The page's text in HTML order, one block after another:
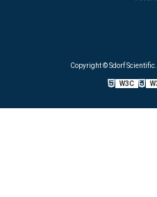
Copyright © Sdorf
W3C